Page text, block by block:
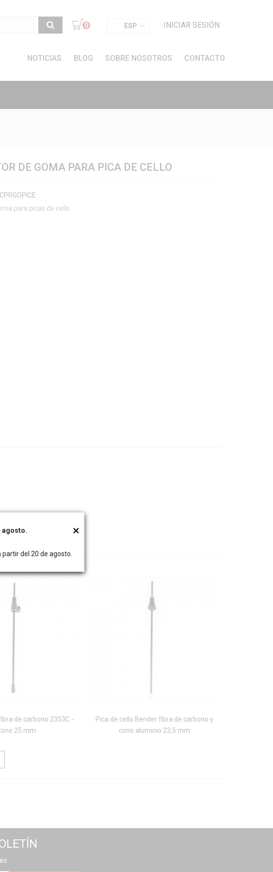
INICIAR SESIÓN
ESP
0
NOTICIAS BLOG SOBRE NOSOTROS CONTACTO
DE GOMA PARA PICA DE CELLO
para picas de cello.
de carbono 2353C -
25 mm
Pica de cello Bender fibra de carbono y
cono aluminio 23,5 mm
agosto.
del 20 de agosto.
×